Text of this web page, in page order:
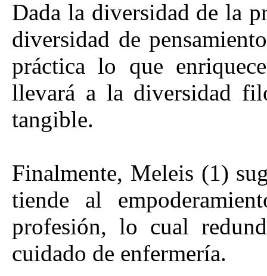
Dada la diversidad de la
diversidad de
práctica lo que
llevará a la diversidad
tangible.
Finalmente, Meleis (1)
tiende al
profesión, lo cual
cuidado de enfermería.